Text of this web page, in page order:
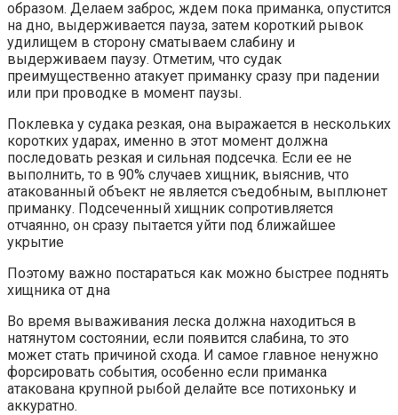
образом. Делаем заброс, ждем пока приманка, опустится
на дно, выдерживается пауза, затем короткий рывок
удилищем в сторону сматываем слабину и
выдерживаем паузу. Отметим, что судак
преимущественно атакует приманку сразу при падении
или при проводке в момент паузы.
Поклевка у судака резкая, она выражается в нескольких
коротких ударах, именно в этот момент должна
последовать резкая и сильная подсечка. Если ее не
выполнить, то в 90% случаев хищник, выяснив, что
атакованный объект не является съедобным, выплюнет
приманку. Подсеченный хищник сопротивляется
отчаянно, он сразу пытается уйти под ближайшее
укрытие
Поэтому важно постараться как можно быстрее поднять
хищника от дна
Во время вываживания леска должна находиться в
натянутом состоянии, если появится слабина, то это
может стать причиной схода. И самое главное ненужно
форсировать события, особенно если приманка
атакована крупной рыбой делайте все потихоньку и
аккуратно.